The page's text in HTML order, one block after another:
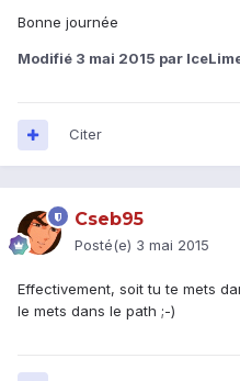
Bonne journée
Modifié 3 mai 2015 par
Citer
Cseb95
Posté(e) 3 mai 2015
Effectivement, soit tu te mets
le mets dans le path ;-)